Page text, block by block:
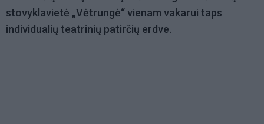
stovyklavietė „Vėtrungė“ vienam vakarui taps
individualių teatrinių patirčių erdve.